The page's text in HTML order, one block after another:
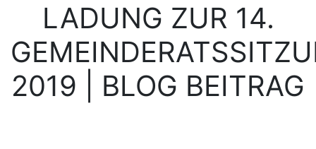
LADUNG ZUR 14.
2019 | BLOG BEITRAG